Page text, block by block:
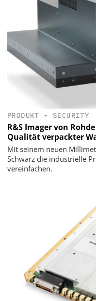
PRODUKT • SECURITY
R&S Imager von
Qualität verpackter
Mit seinem neuen
Schwarz die industrielle
vereinfachen.